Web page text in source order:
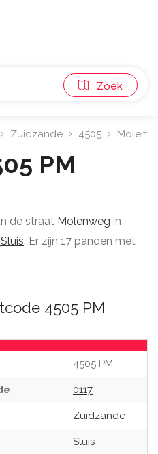
Zoek
Zuidzande 4505
PM
de straat Molenweg in
. Er zijn 17 panden met
4505 PM
4505 PM
0117
Zuidzande
Sluis